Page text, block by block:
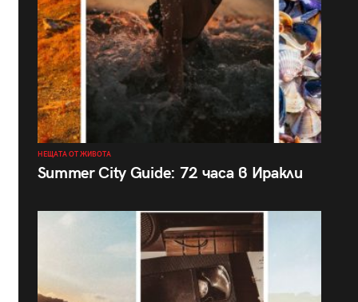
НЕЩАТА ОТ ЖИВОТА
Summer City Guide: 72 часа в Иракли